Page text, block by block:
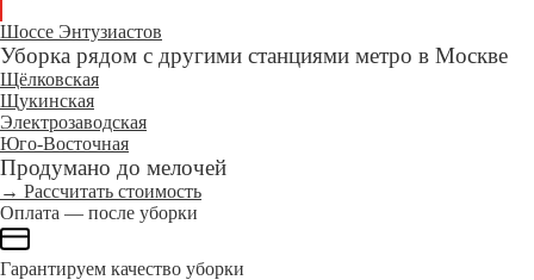
Шоссе Энтузиастов
Уборка рядом с другими станциями метро в Москве
Щёлковская
Щукинская
Электрозаводская
Юго-Восточная
Продумано до мелочей
→ Рассчитать стоимость
Оплата — после уборки
Гарантируем качество уборки